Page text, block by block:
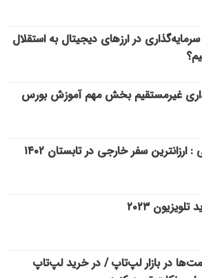
در ارزهای دیجیتال به استقلال
غیرمستقیم بخش مهم آموزش بورس
: ارزانترین سفر خارجی در تابستان ۱۴۰۲
۲۰۲۳
در بازار لپ‌تاپ / در خرید لپ‌تاپ